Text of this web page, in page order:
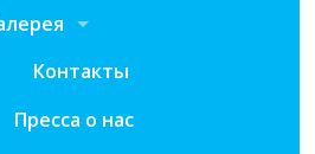
Контакты
Пресса о нас